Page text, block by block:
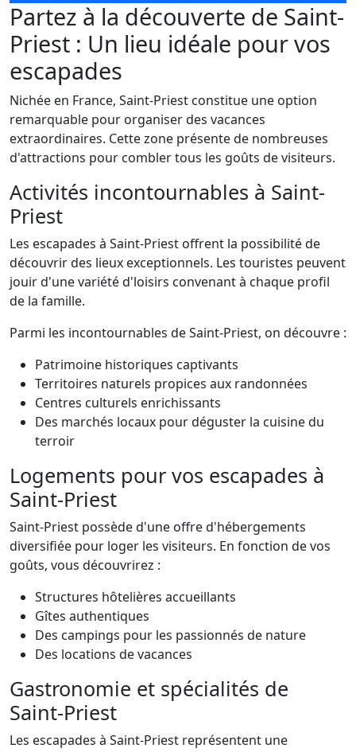
Partez à la découverte de Saint-
Priest : Un lieu idéale pour vos
escapades
Nichée en France, Saint-Priest constitue une option
remarquable pour organiser des vacances
extraordinaires. Cette zone présente de nombreuses
d'attractions pour combler tous les goûts de visiteurs.
Activités incontournables à Saint-
Priest
Les escapades à Saint-Priest offrent la possibilité de
découvrir des lieux exceptionnels. Les touristes peuvent
jouir d'une variété d'loisirs convenant à chaque profil
de la famille.
Parmi les incontournables de Saint-Priest, on découvre :
Patrimoine historiques captivants
Territoires naturels propices aux randonnées
Centres culturels enrichissants
Des marchés locaux pour déguster la cuisine du
terroir
Logements pour vos escapades à
Saint-Priest
Saint-Priest possède d'une offre d'hébergements
diversifiée pour loger les visiteurs. En fonction de vos
goûts, vous découvrirez :
Structures hôtelières accueillants
Gîtes authentiques
Des campings pour les passionnés de nature
Des locations de vacances
Gastronomie et spécialités de
Saint-Priest
Les escapades à Saint-Priest représentent une